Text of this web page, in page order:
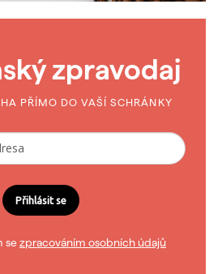
zpravodaj
PŘÍMO DO VAŠÍ SCHRÁNKY
Přihlásit se
sezpracováním osobních údajů